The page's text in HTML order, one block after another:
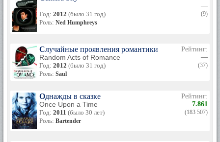
Год: 2012 (было 31 год)
Роль: Ned Humphreys
—
(9)
Случайные проявления романтики
Random Acts of Romance
Год: 2012 (было 31 год)
Роль: Saul
Рейтинг:
—
(37)
Однажды в сказке
Once Upon a Time
Год: 2011 (было 30 лет)
Роль: Bartender
Рейтинг:
7.861
(183 507)